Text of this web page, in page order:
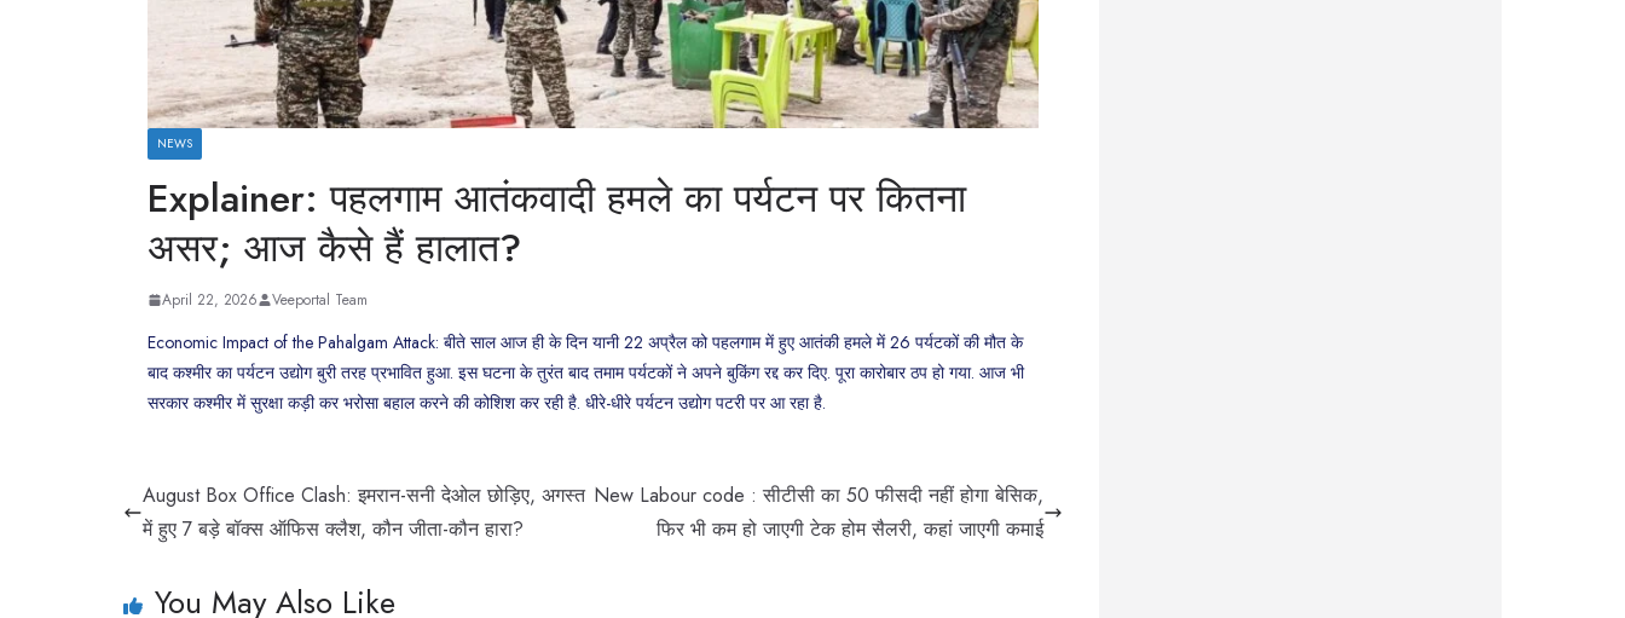
NEWS
Explainer: पहलगाम आतंकवादी हमले का पर्यटन पर कितना
असर; आज कैसे हैं हालात?
April 22, 2026 Veeportal Team
Economic Impact of the Pahalgam Attack: बीते साल आज ही के दिन यानी 22 अप्रैल को पहलगाम में हुए आतंकी हमले में 26 पर्यटकों की मौत के
बाद कश्मीर का पर्यटन उद्योग बुरी तरह प्रभावित हुआ. इस घटना के तुरंत बाद तमाम पर्यटकों ने अपने बुकिंग रद्द कर दिए. पूरा कारोबार ठप हो गया. आज भी
सरकार कश्मीर में सुरक्षा कड़ी कर भरोसा बहाल करने की कोशिश कर रही है. धीरे-धीरे पर्यटन उद्योग पटरी पर आ रहा है.
August Box Office Clash: इमरान-सनी देओल छोड़िए, अगस्त
में हुए 7 बड़े बॉक्स ऑफिस क्लैश, कौन जीता-कौन हारा?
New Labour code : सीटीसी का 50 फीसदी नहीं होगा बेसिक,
फिर भी कम हो जाएगी टेक होम सैलरी, कहां जाएगी कमाई
You May Also Like